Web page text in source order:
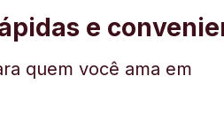
e
quem você ama em